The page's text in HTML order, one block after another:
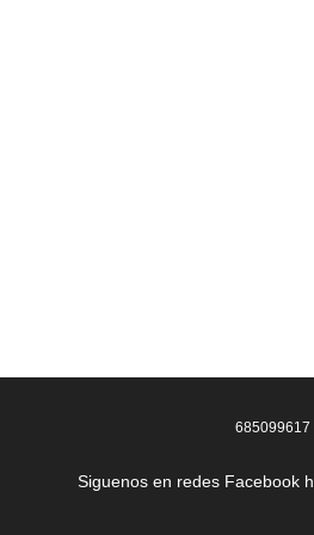
685099617
Siguenos en redes Facebook